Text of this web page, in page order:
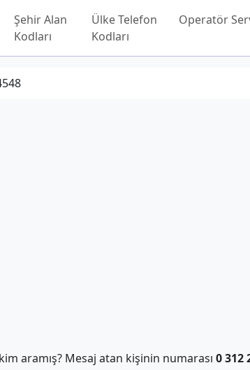
Şehir Alan
Kodları
Ülke Telefon
Kodları
Operatör
aramış? Mesaj atan kişinin numarası 0 312